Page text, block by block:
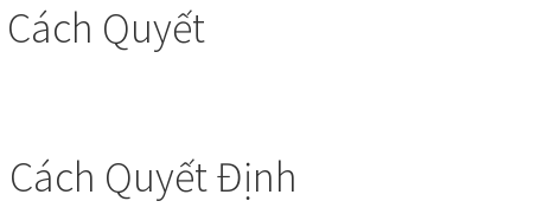
Quyết
Cách Quyết Định